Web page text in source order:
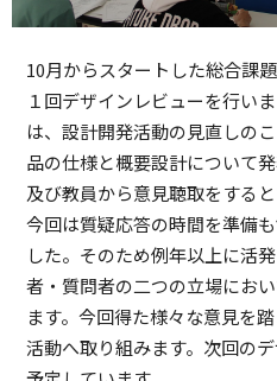
10月からスタートした総合課
１回デザインレビューを行い
は、設計開発活動の見直しの
品の仕様と概要設計について
及び教員から意見聴取をすると
今回は質疑応答の時間を準備
した。そのため例年以上に活
者・質問者の二つの立場にお
ます。今回得た様々な意見を
活動へ取り組みます。次回の